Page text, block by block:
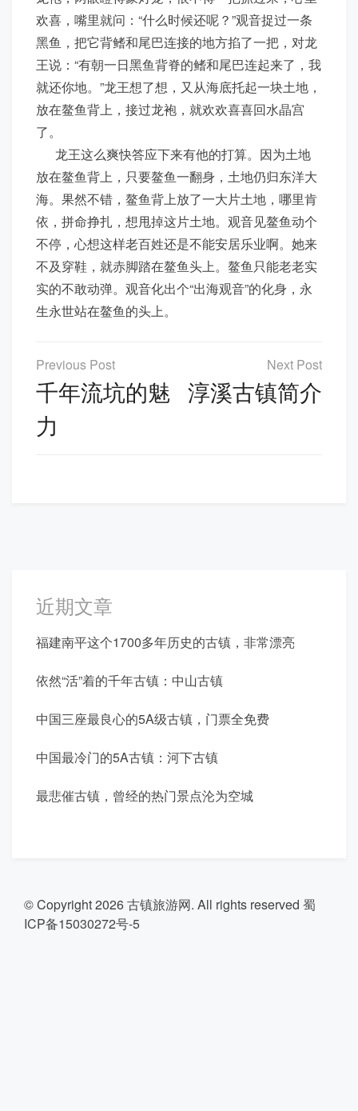
欢喜，嘴里就问：“什么时候还呢？”观音捉过一条
黑鱼，把它背鳍和尾巴连接的地方掐了一把，对龙
王说：“有朝一日黑鱼背脊的鳍和尾巴连起来了，我
就还你地。”龙王想了想，又从海底托起一块土地，
放在鳌鱼背上，接过龙袍，就欢欢喜喜回水晶宫
了。
龙王这么爽快答应下来有他的打算。因为土地
放在鳌鱼背上，只要鳌鱼一翻身，土地仍归东洋大
海。果然不错，鳌鱼背上放了一大片土地，哪里肯
依，拼命挣扎，想甩掉这片土地。观音见鳌鱼动个
不停，心想这样老百姓还是不能安居乐业啊。她来
不及穿鞋，就赤脚踏在鳌鱼头上。鳌鱼只能老老实
实的不敢动弹。观音化出个“出海观音”的化身，永
生永世站在鳌鱼的头上。
文
章
导
航
千年流坑的魅
力
淳溪古镇简介
近期文章
福建南平这个1700多年历史的古镇，非常漂亮
依然“活”着的千年古镇：中山古镇
中国三座最良心的5A级古镇，门票全免费
中国最冷门的5A古镇：河下古镇
最悲催古镇，曾经的热门景点沦为空城
© Copyright 2026古镇旅游网. All rights reserved 蜀
ICP备15030272号-5